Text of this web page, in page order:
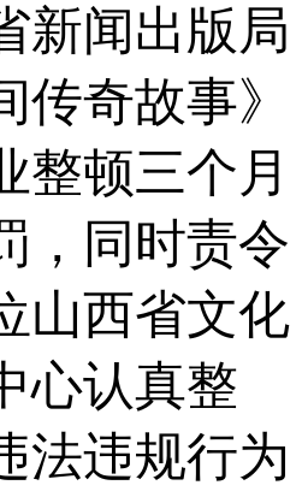
新闻出版局
传奇故事》
整顿三个月
，同时责令
山西省文化
心认真整
法违规行为